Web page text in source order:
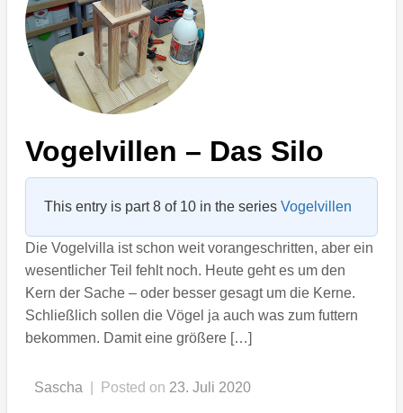
Vogelvillen – Das Silo
This entry is part 8 of 10 in the series Vogelvillen
Die Vogelvilla ist schon weit vorangeschritten, aber ein
wesentlicher Teil fehlt noch. Heute geht es um den
Kern der Sache – oder besser gesagt um die Kerne.
Schließlich sollen die Vögel ja auch was zum futtern
bekommen. Damit eine größere […]
Sascha Posted on 23. Juli 2020